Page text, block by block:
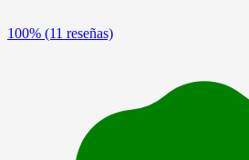
100% (11 reseñas)